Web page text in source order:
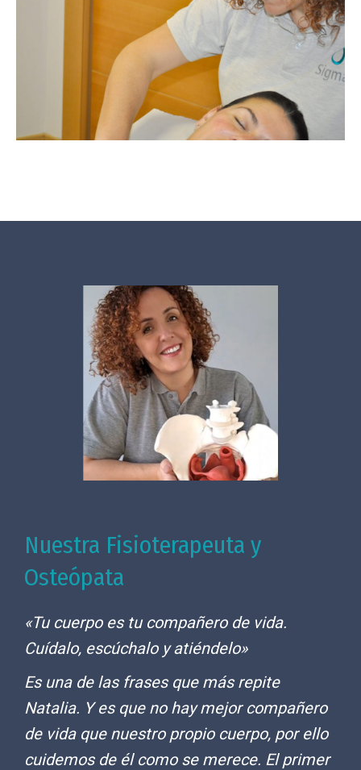
Nuestra Fisioterapeuta y
Osteópata
«Tu cuerpo es tu compañero de vida.
Cuídalo, escúchalo y atiéndelo»
Es una de las frases que más repite
Natalia. Y es que no hay mejor compañero
de vida que nuestro propio cuerpo, por ello
cuidemos de él como se merece. El primer